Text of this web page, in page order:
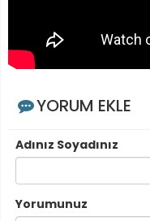
YORUM EKLE
Adınız Soyadınız
Yorumunuz